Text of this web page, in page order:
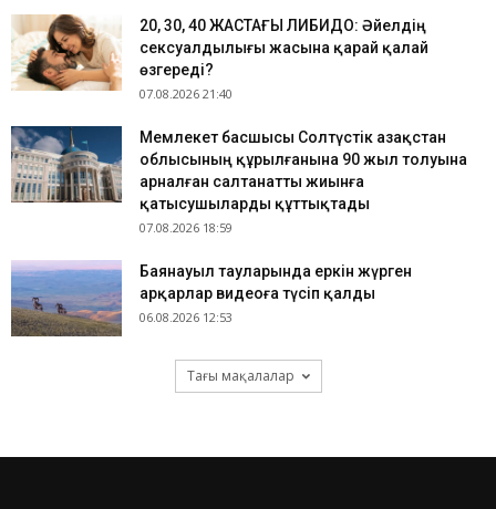
​20, 30, 40 ЖАСТАҒЫ ЛИБИДО: Әйелдің
сексуалдылығы жасына қарай қалай
өзгереді?
07.08.2026 21:40
Мемлекет басшысы Солтүстік Қазақстан
облысының құрылғанына 90 жыл толуына
арналған салтанатты жиынға
қатысушыларды құттықтады
07.08.2026 18:59
Баянауыл тауларында еркін жүрген
арқарлар видеоға түсіп қалды
06.08.2026 12:53
Тағы мақалалар